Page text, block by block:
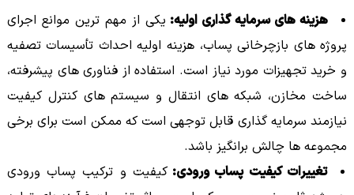
هزینه های سرمایه گذاری اولیه: یکی از مهم ترین موانع اجرای
پروژه های بازچرخانی پساب، هزینه اولیه احداث تأسیسات تصفیه
و خرید تجهیزات مورد نیاز است. استفاده از فناوری های پیشرفته،
ساخت مخازن، شبکه های انتقال و سیستم های کنترل کیفیت
نیازمند سرمایه گذاری قابل توجهی است که ممکن است برای برخی
مجموعه ها چالش برانگیز باشد.
تغییرات کیفیت پساب ورودی:کیفیت و ترکیب پساب ورودی